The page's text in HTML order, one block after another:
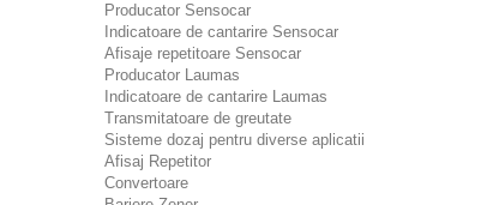
Producator Sensocar
Indicatoare de cantarire Sensocar
Afisaje repetitoare Sensocar
Producator Laumas
Indicatoare de cantarire Laumas
Transmitatoare de greutate
Sisteme dozaj pentru diverse aplicatii
Afisaj Repetitor
Convertoare